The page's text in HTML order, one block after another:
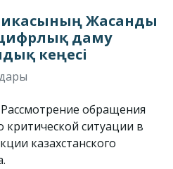
Жасанды
даму
кеңесі
обращения
критической ситуации в
казахстанского